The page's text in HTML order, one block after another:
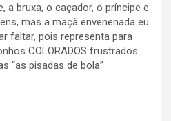
a bruxa, o caçador, o príncipe e
mas a maçã envenenada eu
faltar, pois representa para
COLORADOS frustrados
“as pisadas de bola”